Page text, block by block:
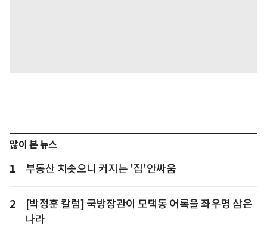
많이 본 뉴스
1 부동산 치솟으니 커지는 '집'안싸움
2
[박정훈 칼럼] 국방장관이 모택동 어록을 좌우명 삼은
나라